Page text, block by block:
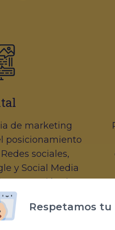
Respetamos tu
de marketing
posicionamiento
sociales,
y Social Media
generación de
y reporting etc.